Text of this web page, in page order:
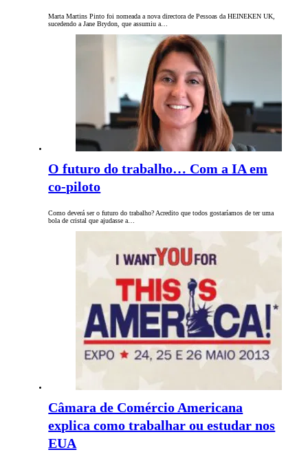
Marta Martins Pinto foi nomeada a nova directora de Pessoas da HEINEKEN UK,
sucedendo a Jane Brydon, que assumiu a…
O futuro do trabalho… Com a IA em
co-piloto
Como deverá ser o futuro do trabalho? Acredito que todos gostaríamos de ter uma
bola de cristal que ajudasse a…
Câmara de Comércio Americana
explica como trabalhar ou estudar nos
EUA